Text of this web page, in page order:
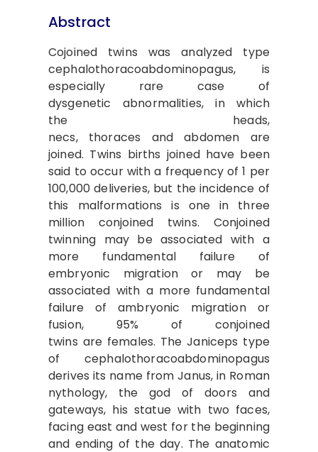
Abstract
Cojoined twins was analyzed type
cephalothoracoabdominopagus, is
especially rare case of
dysgenetic abnormalities, in which
the heads,
necs, thoraces and abdomen are
joined. Twins births joined have been
said to occur with a frequency of 1 per
100,000 deliveries, but the incidence of
this malformations is one in three
million conjoined twins. Conjoined
twinning may be associated with a
more fundamental failure of
embryonic migration or may be
associated with a more fundamental
failure of ambryonic migration or
fusion, 95% of conjoined
twins are females. The Janiceps type
of cephalothoracoabdominopagus
derives its name from Janus, in Roman
nythology, the god of doors and
gateways, his statue with two faces,
facing east and west for the beginning
and ending of the day. The anatomic